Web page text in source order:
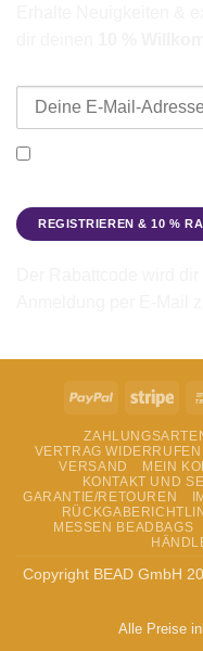
PayPal
VERTRAG WIDERRUFEN
VERSAND
MEIN
KONTAKT UND
GARANTIE/RETOUREN
MESSEN BEADBAGS
Copyright BEAD GmbH
Alle Preise